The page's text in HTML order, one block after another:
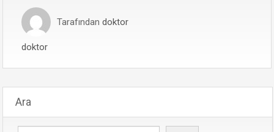
Tarafından doktor
doktor
Ara